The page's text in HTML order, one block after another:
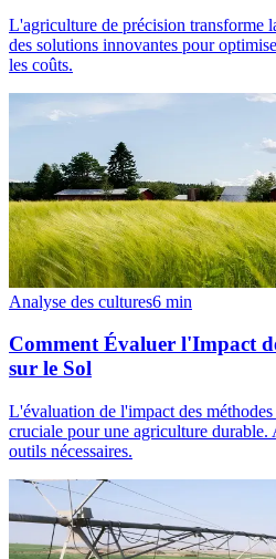
L'agriculture de précision transforme
des solutions innovantes pour
les coûts.
Analyse des cultures6 min
Comment Évaluer l'Impact
sur le Sol
L'évaluation de l'impact des
cruciale pour une agriculture durable.
outils nécessaires.